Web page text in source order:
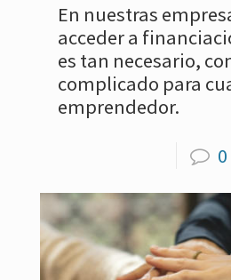
En nuestras
acceder a
es tan necesario,
complicado para
emprendedor.
0